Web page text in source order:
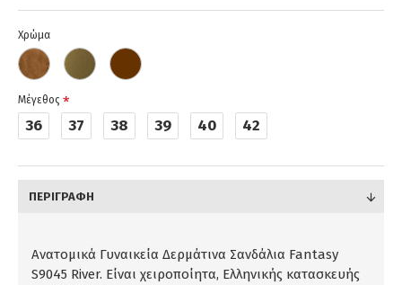
Χρώμα
Μέγεθος
36 37 38 39 40 42
ΠΕΡΙΓΡΑΦΉ
Ανατομικά Γυναικεία Δερμάτινα Σανδάλια Fantasy
S9045 River. Είναι χειροποίητα, Ελληνικής κατασκευής